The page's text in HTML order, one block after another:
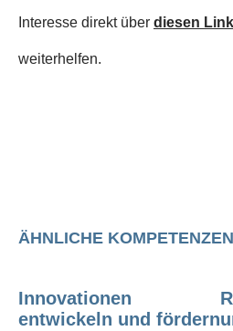
Interesse direkt über diesen Link
weiterhelfen.
ÄHNLICHE KOMPETENZEN
Innovationen
entwickeln und fördern